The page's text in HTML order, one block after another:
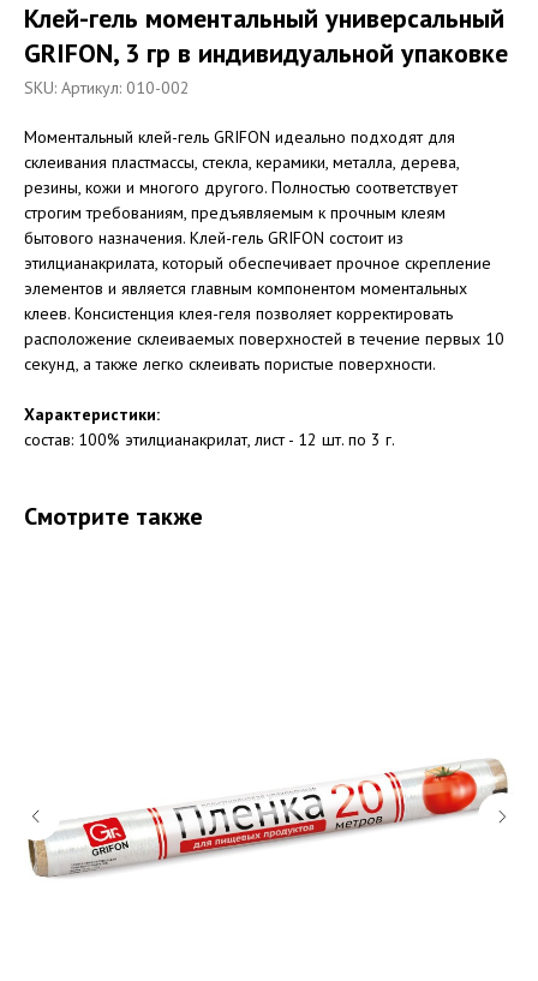
Клей-гель моментальный универсальный
GRIFON, 3 гр в индивидуальной упаковке
SKU: Артикул: 010-002
Моментальный клей-гель GRIFON идеально подходят для
cклеивания пластмассы, стекла, керамики, металла, дерева,
резины, кожи и многого другого. Полностью соответствует
строгим требованиям, предъявляемым к прочным клеям
бытового назначения. Клей-гель GRIFON состоит из
этилцианакрилата, который обеспечивает прочное скрепление
элементов и является главным компонентом моментальных
клеев. Консистенция клея-геля позволяет корректировать
расположение склеиваемых поверхностей в течение первых 10
секунд, а также легко склеивать пористые поверхности.
Характеристики:
состав: 100% этилцианакрилат, лист - 12 шт. по 3 г.
Смотрите также